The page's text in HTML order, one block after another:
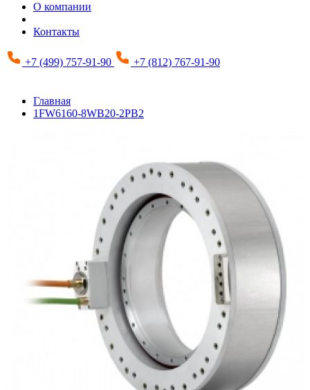
О компании
Контакты
+7 (499) 757-91-90 +7 (812) 767-91-90
Главная
1FW6160-8WB20-2PB2